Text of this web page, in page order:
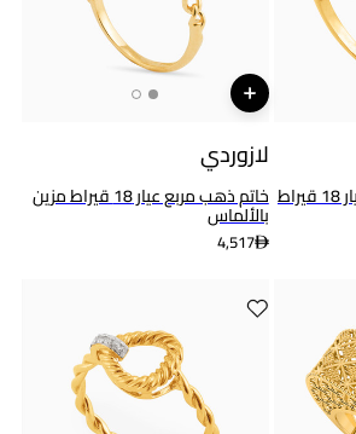
خاتم ذهب زهرة برسيم عيار 18 قيراط
لازوردي
خاتم ذهب مربع عيار 18 قيراط مزين
بالألماس
4,517